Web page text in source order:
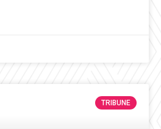
TRIBUNE